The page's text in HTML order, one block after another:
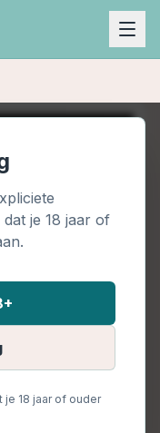
je 18 jaar of
18 jaar of ouder